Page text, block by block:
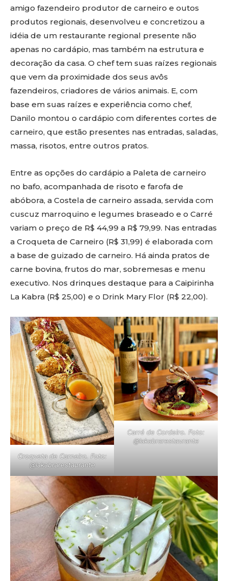
amigo fazendeiro produtor de carneiro e outos
produtos regionais, desenvolveu e concretizou a
idéia de um restaurante regional presente não
apenas no cardápio, mas também na estrutura e
decoração da casa. O chef tem suas raízes regionais
que vem da proximidade dos seus avôs
fazendeiros, criadores de vários animais. E, com
base em suas raízes e experiência como chef,
Danilo montou o cardápio com diferentes cortes de
carneiro, que estão presentes nas entradas, saladas,
massa, risotos, entre outros pratos.
Entre as opções do cardápio a Paleta de carneiro
no bafo, acompanhada de risoto e farofa de
abóbora, a Costela de carneiro assada, servida com
cuscuz marroquino e legumes braseado e o Carré
variam o preço de R$ 44,99 a R$ 79,99. Nas entradas
a Croqueta de Carneiro (R$ 31,99) é elaborada com
a base de guizado de carneiro. Há ainda pratos de
carne bovina, frutos do mar, sobremesas e menu
executivo. Nos drinques destaque para a Caipirinha
La Kabra (R$ 25,00) e o Drink Mary Flor (R$ 22,00).
Croqueta de Carneiro. Foto:
@lakabrarestaurante
Carré de Cordeiro. Foto:
@lakabrarestaurante